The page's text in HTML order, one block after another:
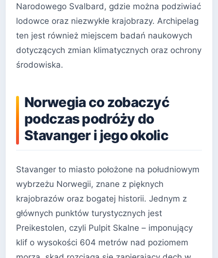
Narodowego Svalbard, gdzie można podziwiać
lodowce oraz niezwykłe krajobrazy. Archipelag
ten jest również miejscem badań naukowych
dotyczących zmian klimatycznych oraz ochrony
środowiska.
Norwegia co zobaczyć
podczas podróży do
Stavanger i jego okolic
Stavanger to miasto położone na południowym
wybrzeżu Norwegii, znane z pięknych
krajobrazów oraz bogatej historii. Jednym z
głównych punktów turystycznych jest
Preikestolen, czyli Pulpit Skalne – imponujący
klif o wysokości 604 metrów nad poziomem